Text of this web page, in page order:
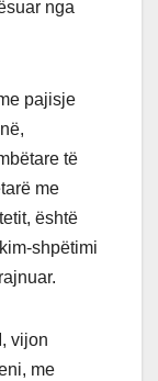
nga
pajisje
të
me
është
shpëtimi
vijon
me